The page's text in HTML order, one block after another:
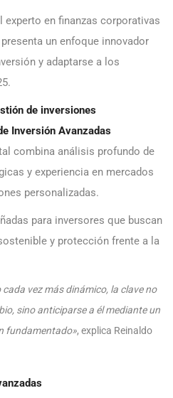
experto en finanzas corporativas
presenta un enfoque innovador
y adaptarse a los
de inversiones
Inversión Avanzadas
combina análisis profundo de
y experiencia en mercados
personalizadas.
para inversores que buscan
y protección frente a la
vez más dinámico, la clave no
sino anticiparse a él mediante un
fundamentado», explica Reinaldo